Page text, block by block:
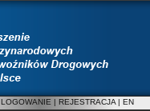
LOGOWANIE | REJESTRACJA | EN